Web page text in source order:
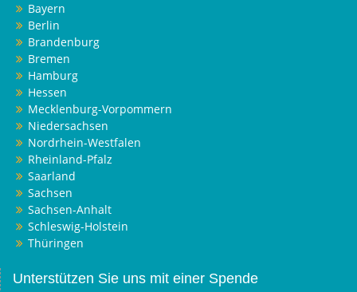
Bayern
Berlin
Brandenburg
Bremen
Hamburg
Hessen
Mecklenburg-Vorpommern
Niedersachsen
Nordrhein-Westfalen
Rheinland-Pfalz
Saarland
Sachsen
Sachsen-Anhalt
Schleswig-Holstein
Thüringen
Unterstützen Sie uns mit einer Spende